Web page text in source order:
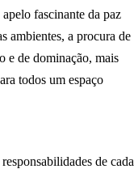
fascinante da paz
ambientes, a procura de
e de dominação, mais
todos um espaço
de cada